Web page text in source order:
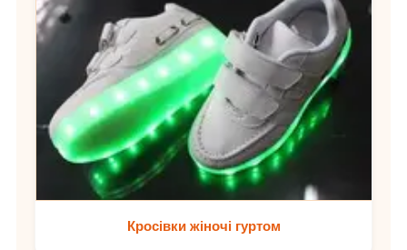
Кросівки жіночі гуртом